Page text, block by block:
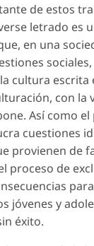
de estos
letrado es
en una
cultura escrita
con la
Así como
cuestiones
provienen de
proceso de
jóvenes y
éxito.